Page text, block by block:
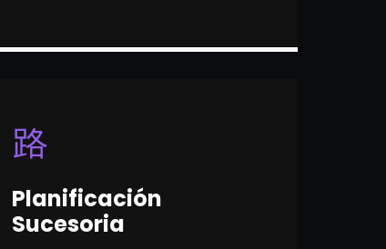
Planificación
Sucesoria